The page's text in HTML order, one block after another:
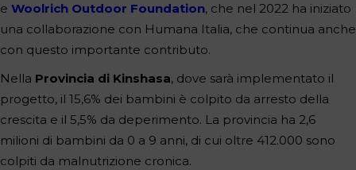
e Woolrich Outdoor Foundation, che nel 2022 ha iniziato
una collaborazione con Humana Italia, che continua anche
con questo importante contributo.
Nella Provincia di Kinshasa, dove sarà implementato il
progetto, il 15,6% dei bambini è colpito da arresto della
crescita e il 5,5% da deperimento. La provincia ha 2,6
milioni di bambini da 0 a 9 anni, di cui oltre 412.000 sono
colpiti da malnutrizione cronica.